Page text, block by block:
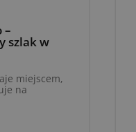
–
szlak w
miejscem,
na